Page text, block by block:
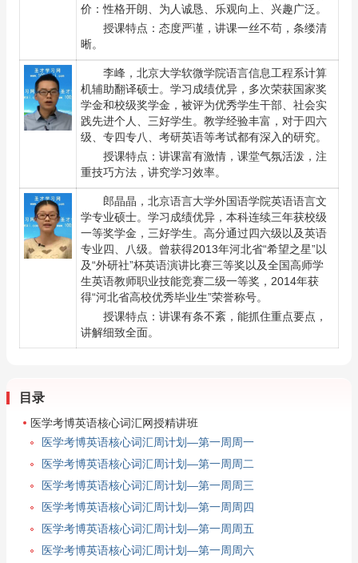
价：性格开朗、为人诚恳、乐观向上、兴趣广泛。
授课特点：态度严谨，讲课一丝不苟，条缕清
晰。
李峰 ，北京大学软微学院语言信息工程系计算
机辅助翻译硕士。学习成绩优异，多次荣获国家奖
学金和校级奖学金，被评为优秀学生干部、社会实
践先进个人、三好学生。教学经验丰富，对于四六
级、专四专八、考研英语等考试都有深入的研究。
授课特点：讲课富有激情，课堂气氛活泼，注
重技巧方法，讲究学习效率。
郎晶晶 ，北京语言大学外国语学院英语语言文
学专业硕士。学习成绩优异，本科连续三年获校级
一等奖学金，三好学生。高分通过四六级以及英语
专业四、八级。曾获得2013年河北省“希望之星”以
及“外研社”杯英语演讲比赛三等奖以及全国高师学
生英语教师职业技能竞赛二级一等奖，2014年获
得“河北省高校优秀毕业生”荣誉称号。
授课特点：讲课有条不紊，能抓住重点要点，
讲解细致全面。
目录
医学考博英语核心词汇网授精讲班
医学考博英语核心词汇周计划—第一周周一
医学考博英语核心词汇周计划—第一周周二
医学考博英语核心词汇周计划—第一周周三
医学考博英语核心词汇周计划—第一周周四
医学考博英语核心词汇周计划—第一周周五
医学考博英语核心词汇周计划—第一周周六